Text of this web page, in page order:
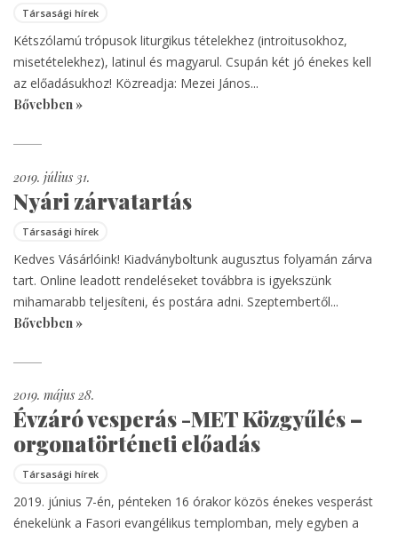
Társasági hírek
Kétszólamú trópusok liturgikus tételekhez (introitusokhoz,
misetételekhez), latinul és magyarul. Csupán két jó énekes kell
az előadásukhoz! Közreadja: Mezei János...
Bővebben »
2019. július 31.
Nyári zárvatartás
Társasági hírek
Kedves Vásárlóink! Kiadványboltunk augusztus folyamán zárva
tart. Online leadott rendeléseket továbbra is igyekszünk
mihamarabb teljesíteni, és postára adni. Szeptembertől...
Bővebben »
2019. május 28.
Évzáró vesperás -MET Közgyűlés –
orgonatörténeti előadás
Társasági hírek
2019. június 7-én, pénteken 16 órakor közös énekes vesperást
énekelünk a Fasori evangélikus templomban, mely egyben a